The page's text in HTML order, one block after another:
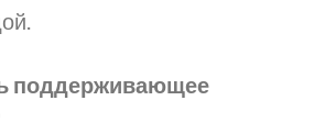
поддерживающее